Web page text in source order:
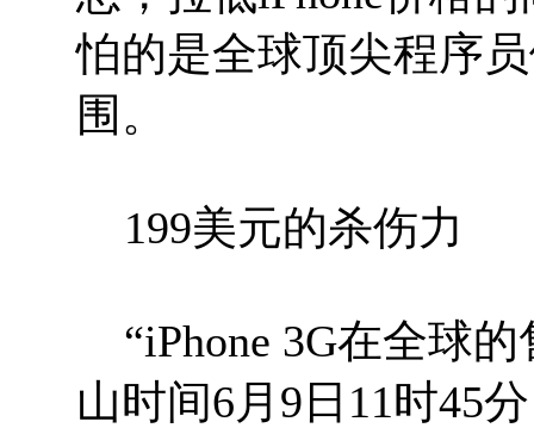
怕的是全球顶尖程序
围。
199美元的杀伤力
“iPhone 3G在全球
山时间6月9日11时45